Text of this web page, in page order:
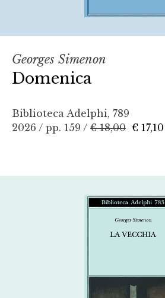
Georges Simenon
Domenica
Biblioteca Adelphi, 789
2026 / pp. 159 / € 18,00 € 17,10